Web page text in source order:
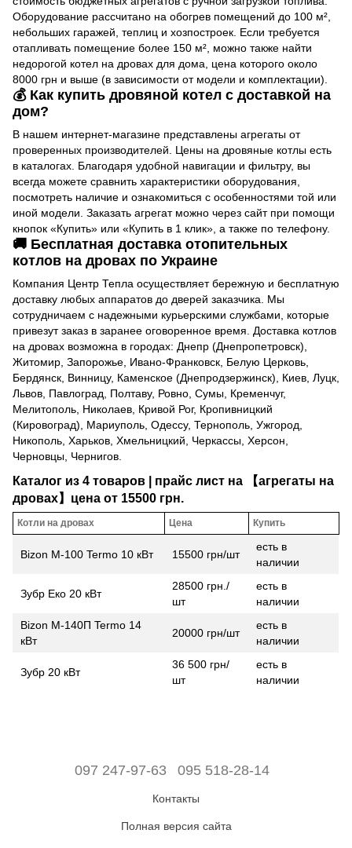
Оборудование рассчитано на обогрев помещений до 100 м²,
небольших гаражей, теплиц и хозпостроек. Если требуется
отапливать помещение более 150 м², можно также найти
недорогой котел на дровах для дома, цена которого около
8000 грн и выше (в зависимости от модели и комплектации).
💰 Как купить дровяной котел с доставкой на
дом?
В нашем интернет-магазине представлены агрегаты от
проверенных производителей. Цены на дровяные котлы есть
в каталогах. Благодаря удобной навигации и фильтру, вы
всегда можете сравнить характеристики оборудования,
посмотреть наличие и ознакомиться с особенностями той или
иной модели. Заказать агрегат можно через сайт при помощи
кнопок «Купить» или «Купить в 1 клик», а также по телефону.
🚚 Бесплатная доставка отопительных
котлов на дровах по Украине
Компания Центр Тепла осуществляет бережную и бесплатную
доставку любых аппаратов до дверей заказчика. Мы
сотрудничаем с надежными курьерскими службами, которые
привезут заказ в заранее оговоренное время. Доставка котлов
на дровах возможна в городах: Днепр (Днепропетровск),
Житомир, Запорожье, Ивано-Франковск, Белую Церковь,
Бердянск, Винницу, Каменское (Днепродзержинск), Киев, Луцк,
Львов, Павлоград, Полтаву, Ровно, Сумы, Кременчуг,
Мелитополь, Николаев, Кривой Рог, Кропивницкий
(Кировоград), Мариуполь, Одессу, Тернополь, Ужгород,
Никополь, Харьков, Хмельницкий, Черкассы, Херсон,
Черновцы, Чернигов.
Каталог из 4 товаров | прайс лист на 【агрегаты на
дровах】цена от 15500 грн.
Котли на дровах Цена Купить
Bizon М-100 Termo 10 кВт 15500 грн/шт
есть в
наличии
Зубр Еко 20 кВт
28500 грн./
шт
есть в
наличии
Bizon М-140П Termo 14
кВт
20000 грн/шт
есть в
наличии
Зубр 20 кВт
36 500 грн/
шт
есть в
наличии
097 247-97-63 095 518-28-14
Контакты
Полная версия сайта